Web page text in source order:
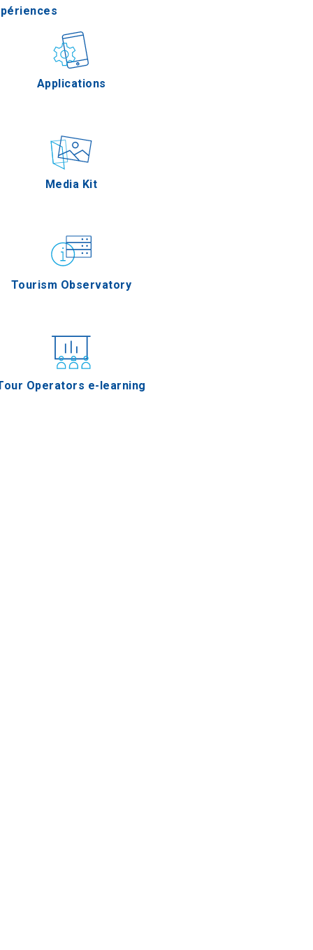
Applications
Media Kit
Tourism Observatory
Operators e-learning